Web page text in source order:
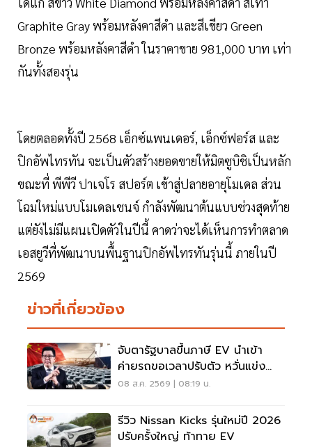
Graphite Gray พร้อมหลังคาสีดำ และสีเขียว Green
Bronze พร้อมหลังคาสีดำ ในราคาขาย 981,000 บาท เท่า
กันทั้งสองรุ่น
โดยตลอดทั้งปี 2568 เอ็กซ์แพนเดอร์, เอ็กซ์ฟอร์ส และ
ปิกอัพไทรทัน จะเป็นตัวสร้างยอดขายให้มิตซูบิชิเป็นหลัก
ขณะที่ พีพีวี ปาเจโร สปอร์ต เข้าสู่ปลายอายุโมเดล ส่วน
โฉมใหม่แบบโมเดลเชนจ์ กำลังพัฒนาต้นแบบช่วงสุดท้าย
แต่ยังไม่มีแผนเปิดตัวในปีนี้ คาดว่าจะได้เห็นการทำตลาด
เอสยูวีที่พัฒนาบนพื้นฐานปิกอัพไทรทันรุ่นนี้ ภายในปี
2569
ข่าวที่เกี่ยวข้อง
จับตารัฐบาลขึ้นภาษี EV นำเข้า
ค่ายรถขอเวลาปรับตัว หวั่นแข่ง
ยาก พับแผนกลับบ้าน
08 ส.ค. 2569 | 08:19 น.
รีวิว Nissan Kicks รุ่นใหม่ปี 2026
ปรับครั้งใหญ่ ท้าทาย EV